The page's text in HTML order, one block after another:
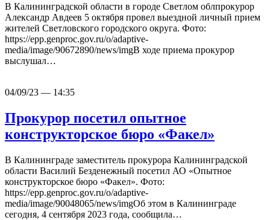
В Калининградской области в городе Светлом облпрокурор
Александр Авдеев 5 октября провел выездной личный прием
жителей Светловского городского округа. Фото:
https://epp.genproc.gov.ru/o/adaptive-
media/image/90672890/news/imgВ ходе приема прокурор
выслушал…
04/09/23 — 14:35
Прокурор посетил опытное
конструкторское бюро «Факел»
В Калининграде заместитель прокурора Калининградской
области Василий Безденежный посетил АО «Опытное
конструкторское бюро «Факел». Фото:
https://epp.genproc.gov.ru/o/adaptive-
media/image/90048065/news/imgОб этом в Калининграде
сегодня, 4 сентября 2023 года, сообщила…